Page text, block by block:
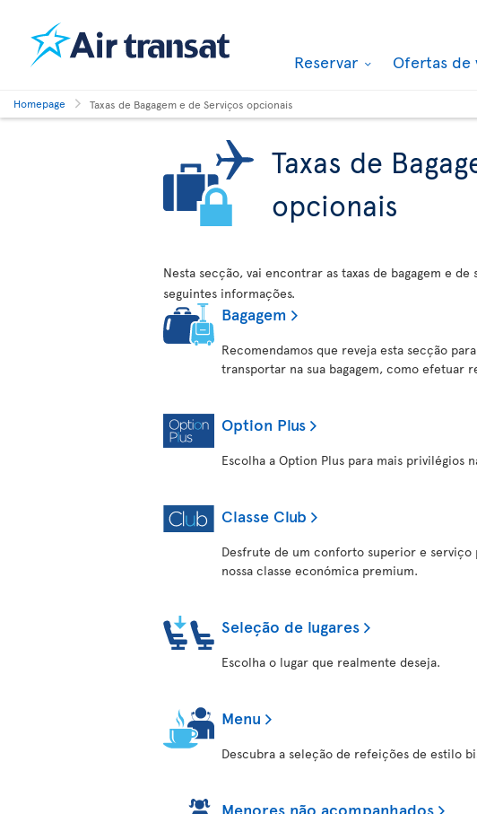
Reservar Ofertas de
Homepage Taxas de Bagagem e de Serviços opcionais
Taxas de
opcionais
Nesta secção, vai encontrar as taxas de bagagem e
seguintes informações.
Bagagem
Recomendamos que reveja esta secção
transportar na sua bagagem, como efetuar
Option Plus
Escolha a Option Plus para mais privilégios
Classe Club
Desfrute de um conforto superior e serviço
nossa classe económica premium.
Seleção de lugares
Escolha o lugar que realmente deseja.
Menu
Descubra a seleção de refeições de estilo
Menores não acompanhados